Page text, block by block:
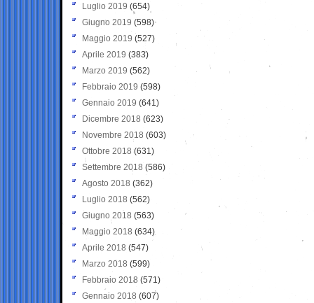
Luglio 2019 (654)
Giugno 2019 (598)
Maggio 2019 (527)
Aprile 2019 (383)
Marzo 2019 (562)
Febbraio 2019 (598)
Gennaio 2019 (641)
Dicembre 2018 (623)
Novembre 2018 (603)
Ottobre 2018 (631)
Settembre 2018 (586)
Agosto 2018 (362)
Luglio 2018 (562)
Giugno 2018 (563)
Maggio 2018 (634)
Aprile 2018 (547)
Marzo 2018 (599)
Febbraio 2018 (571)
Gennaio 2018 (607)